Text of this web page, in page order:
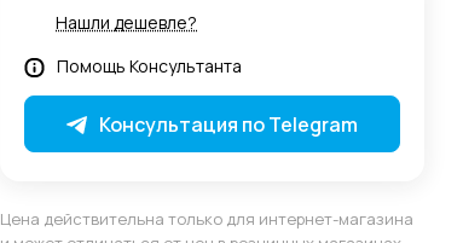
Нашли дешевле?
Помощь Консультанта
Консультация по Telegram
Цена действительна только для интернет-магазина